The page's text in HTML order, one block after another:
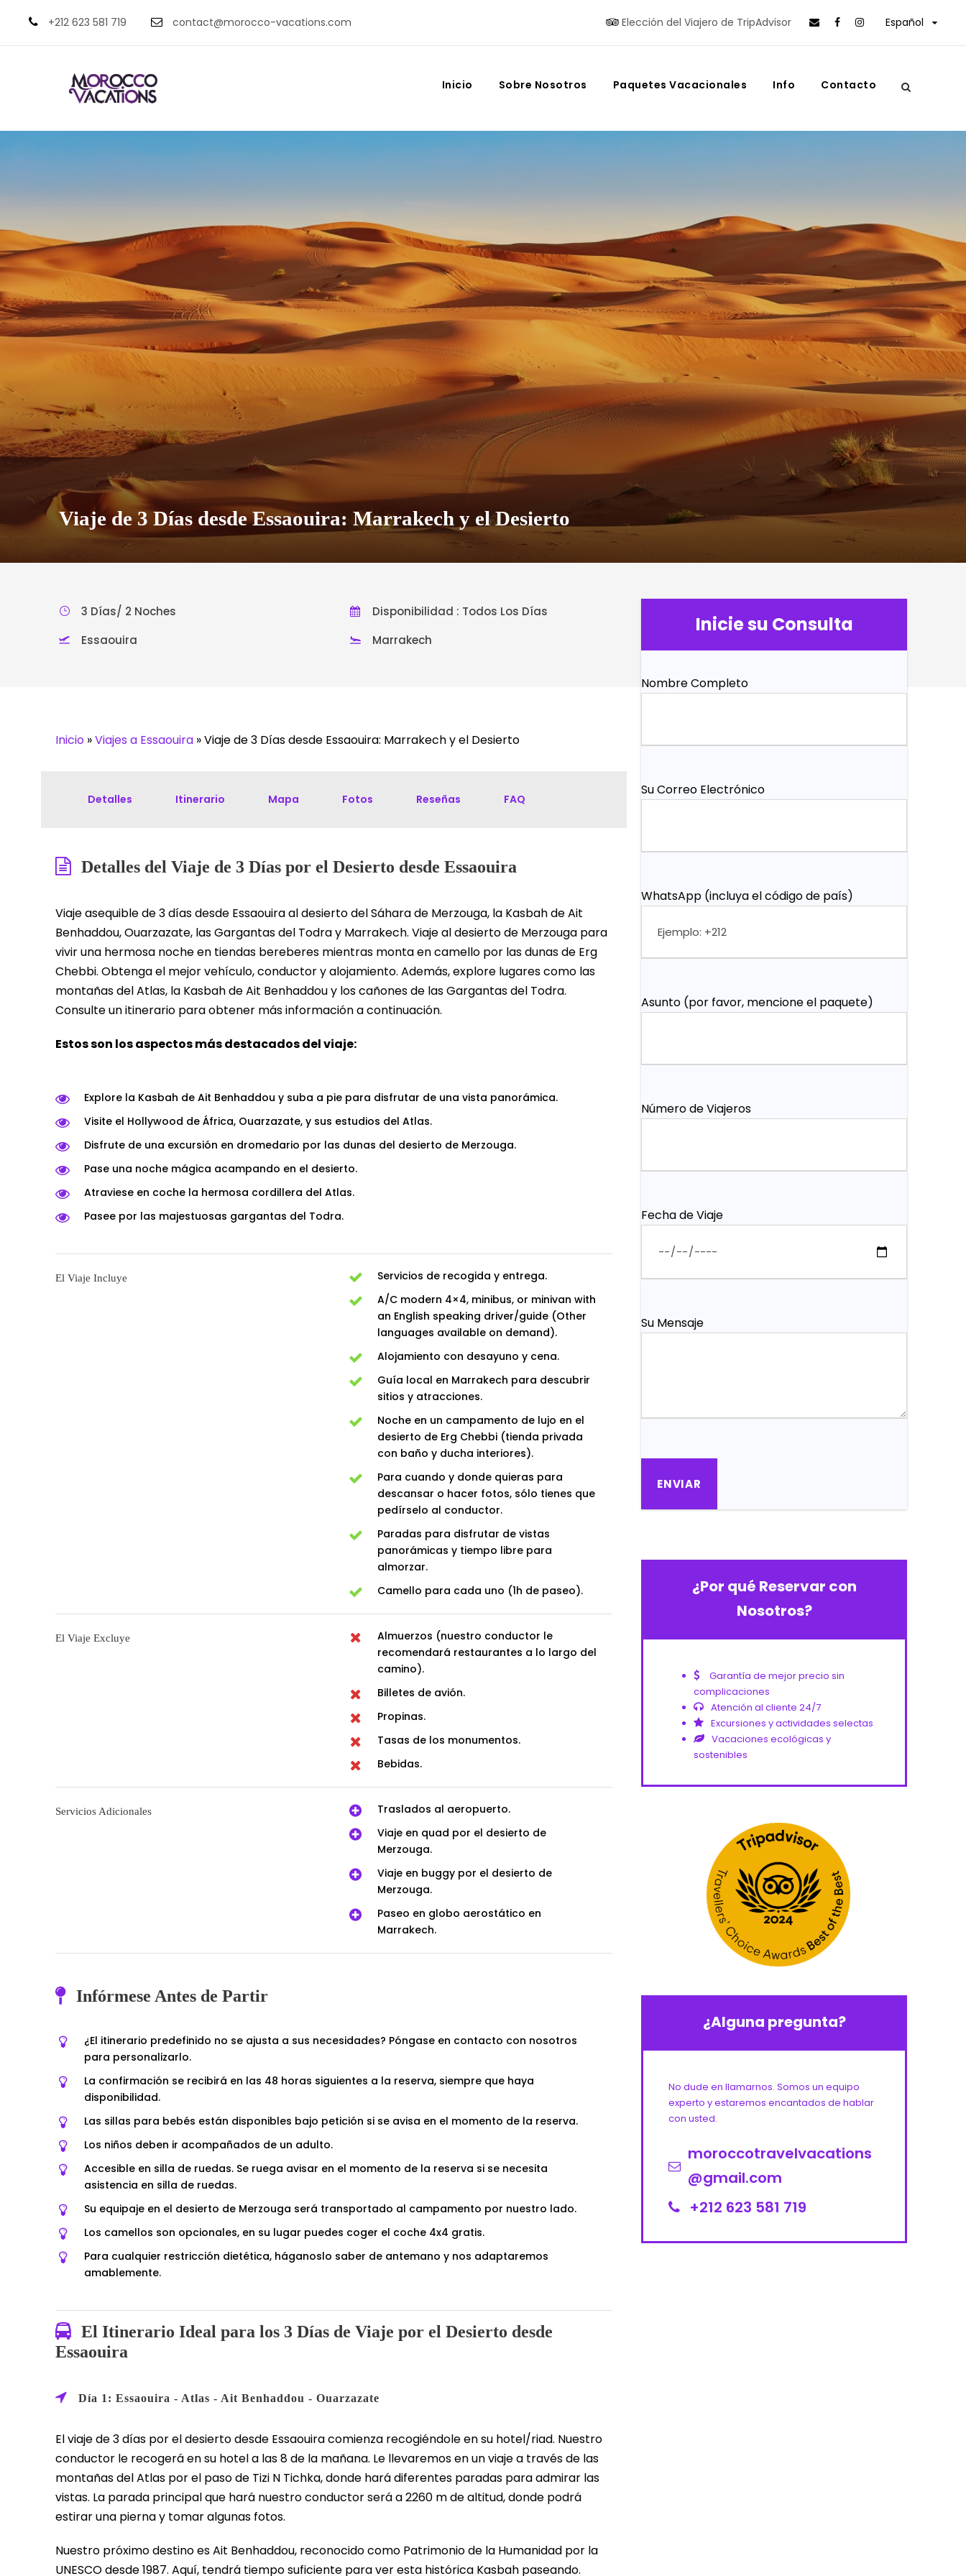
+212 623 581 719 contact@morocco-vacations.com Elección del Viajero de TripAdvisor Español
Inicio Sobre Nosotros Paquetes Vacacionales Info Contacto
Viaje de 3 Días desde Essaouira: Marrakech y el Desierto
Inicie su Consulta
Nombre Completo
Su Correo Electrónico
WhatsApp (incluya el código de país)
Asunto (por favor, mencione el paquete)
Número de Viajeros
Fecha de Viaje
Su Mensaje
¿Por qué Reservar con
Nosotros?
Garantía de mejor precio sin
complicaciones
Atención al cliente 24/7
Excursiones y actividades selectas
Vacaciones ecológicas y
sostenibles
¿Alguna pregunta?
No dude en llamarnos. Somos un equipo
experto y estaremos encantados de hablar
con usted.
moroccotravelvacations
@gmail.com
+212 623 581 719
3 Días/ 2 Noches
Disponibilidad : Todos Los Días
Essaouira
Marrakech
Inicio »Viajes a Essaouira »Viaje de 3 Días desde Essaouira: Marrakech y el Desierto
Detalles Itinerario Mapa Fotos Reseñas FAQ
Detalles del Viaje de 3 Días por el Desierto desde Essaouira
Viaje asequible de 3 días desde Essaouira al desierto del Sáhara de Merzouga, la Kasbah de Ait
Benhaddou, Ouarzazate, las Gargantas del Todra y Marrakech. Viaje al desierto de Merzouga para
vivir una hermosa noche en tiendas bereberes mientras monta en camello por las dunas de Erg
Chebbi. Obtenga el mejor vehículo, conductor y alojamiento. Además, explore lugares como las
montañas del Atlas, la Kasbah de Ait Benhaddou y los cañones de las Gargantas del Todra.
Consulte un itinerario para obtener más información a continuación.
Estos son los aspectos más destacados del viaje:
Explore la Kasbah de Ait Benhaddou y suba a pie para disfrutar de una vista panorámica.
Visite el Hollywood de África, Ouarzazate, y sus estudios del Atlas.
Disfrute de una excursión en dromedario por las dunas del desierto de Merzouga.
Pase una noche mágica acampando en el desierto.
Atraviese en coche la hermosa cordillera del Atlas.
Pasee por las majestuosas gargantas del Todra.
El Viaje Incluye
Servicios de recogida y entrega.
A/C modern 4×4, minibus, or minivan with
an English speaking driver/guide (Other
languages available on demand).
Alojamiento con desayuno y cena.
Guía local en Marrakech para descubrir
sitios y atracciones.
Noche en un campamento de lujo en el
desierto de Erg Chebbi (tienda privada
con baño y ducha interiores).
Para cuando y donde quieras para
descansar o hacer fotos, sólo tienes que
pedírselo al conductor.
Paradas para disfrutar de vistas
panorámicas y tiempo libre para
almorzar.
Camello para cada uno (1h de paseo).
El Viaje Excluye
Almuerzos (nuestro conductor le
recomendará restaurantes a lo largo del
camino).
Billetes de avión.
Propinas.
Tasas de los monumentos.
Bebidas.
Servicios Adicionales
Traslados al aeropuerto.
Viaje en quad por el desierto de
Merzouga.
Viaje en buggy por el desierto de
Merzouga.
Paseo en globo aerostático en
Marrakech.
Infórmese Antes de Partir
¿El itinerario predefinido no se ajusta a sus necesidades? Póngase en contacto con nosotros
para personalizarlo.
La confirmación se recibirá en las 48 horas siguientes a la reserva, siempre que haya
disponibilidad.
Las sillas para bebés están disponibles bajo petición si se avisa en el momento de la reserva.
Los niños deben ir acompañados de un adulto.
Accesible en silla de ruedas. Se ruega avisar en el momento de la reserva si se necesita
asistencia en silla de ruedas.
Su equipaje en el desierto de Merzouga será transportado al campamento por nuestro lado.
Los camellos son opcionales, en su lugar puedes coger el coche 4x4 gratis.
Para cualquier restricción dietética, háganoslo saber de antemano y nos adaptaremos
amablemente.
El Itinerario Ideal para los 3 Días de Viaje por el Desierto desde
Essaouira
Día 1: Essaouira - Atlas - Ait Benhaddou - Ouarzazate
El viaje de 3 días por el desierto desde Essaouira comienza recogiéndole en su hotel/riad. Nuestro
conductor le recogerá en su hotel a las 8 de la mañana. Le llevaremos en un viaje a través de las
montañas del Atlas por el paso de Tizi N Tichka, donde hará diferentes paradas para admirar las
vistas. La parada principal que hará nuestro conductor será a 2260 m de altitud, donde podrá
estirar una pierna y tomar algunas fotos.
Nuestro próximo destino es Ait Benhaddou, reconocido como Patrimonio de la Humanidad por la
UNESCO desde 1987. Aquí, tendrá tiempo suficiente para ver esta histórica Kasbah paseando.